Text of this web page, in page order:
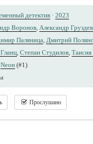
детектив · 2023
Воронов, Александр Груздев
Паляница, Дмитрий
, Степан Студилов,
Nеон (#1)
Прослушано